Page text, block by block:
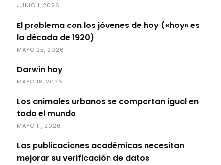
JUNIO 1, 2026
El problema con los jóvenes de hoy («hoy» es
la década de 1920)
MAYO 25, 2026
Darwin hoy
MAYO 18, 2026
Los animales urbanos se comportan igual en
todo el mundo
MAYO 11, 2026
Las publicaciones académicas necesitan
mejorar su verificación de datos